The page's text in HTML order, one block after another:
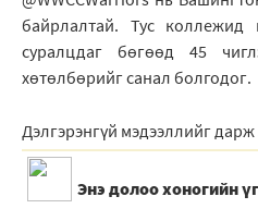
байрлалтай. Тус коллежид
суралцдаг бөгөөд 45
хөтөлбөрийг санал болгодог.
Дэлгэрэнгүй мэдээллийг дарж
Энэ долоо хоногийн